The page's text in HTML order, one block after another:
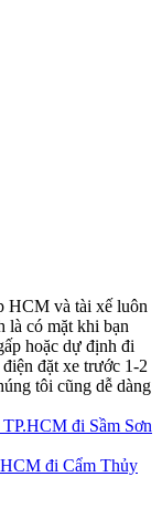
HCM và tài xế luôn
là có mặt khi bạn
hoặc dự định đi
đặt xe trước 1-2
tôi cũng dễ dàng
đi Sầm Sơn
đi Cẩm Thủy